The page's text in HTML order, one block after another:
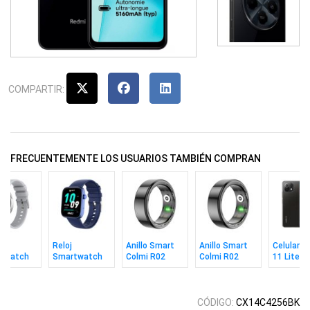
COMPARTIR:
FRECUENTEMENTE LOS USUARIOS TAMBIÉN COMPRAN
I28 Ultra
Reloj
Smartwatch
Colmi P71
Anillo Smart
Colmi R02
Black Talle 11
Anillo Smart
Colmi R02
Black Talle 8
Celular
11 Lite
8/128gb
CÓDIGO: CX14C4256BK